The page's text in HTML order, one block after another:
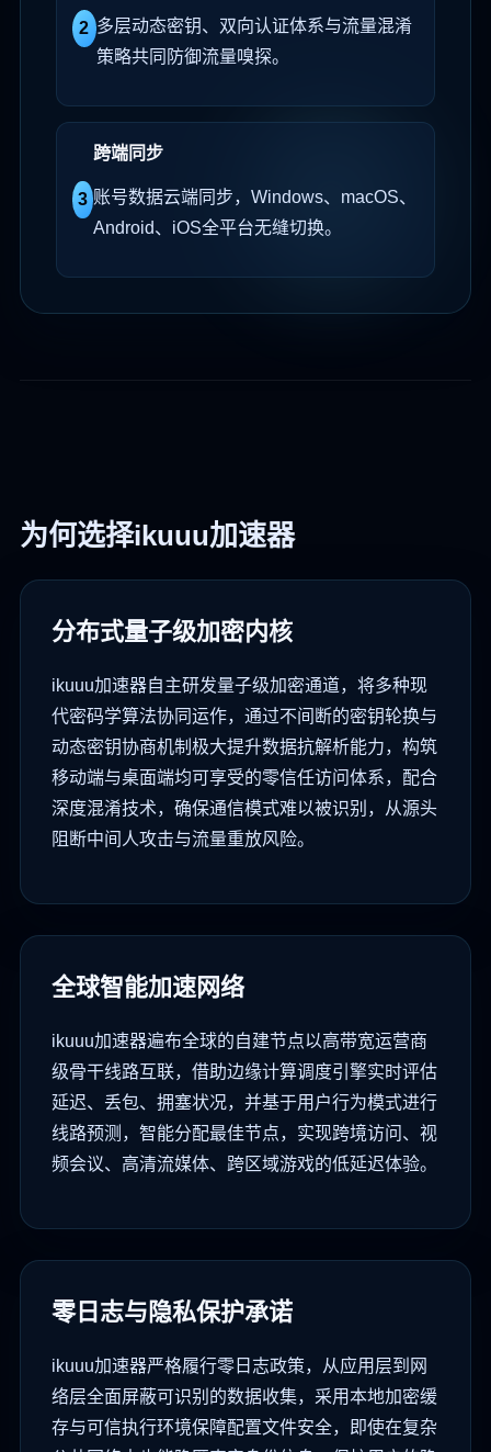
2 多层动态密钥、双向认证体系与流量混淆
策略共同防御流量嗅探。
3
跨端同步
账号数据云端同步，Windows、macOS、
Android、iOS全平台无缝切换。
为何选择ikuuu加速器
分布式量子级加密内核
ikuuu加速器自主研发量子级加密通道，将多种现
代密码学算法协同运作，通过不间断的密钥轮换与
动态密钥协商机制极大提升数据抗解析能力，构筑
移动端与桌面端均可享受的零信任访问体系，配合
深度混淆技术，确保通信模式难以被识别，从源头
阻断中间人攻击与流量重放风险。
全球智能加速网络
ikuuu加速器遍布全球的自建节点以高带宽运营商
级骨干线路互联，借助边缘计算调度引擎实时评估
延迟、丢包、拥塞状况，并基于用户行为模式进行
线路预测，智能分配最佳节点，实现跨境访问、视
频会议、高清流媒体、跨区域游戏的低延迟体验。
零日志与隐私保护承诺
ikuuu加速器严格履行零日志政策，从应用层到网
络层全面屏蔽可识别的数据收集，采用本地加密缓
存与可信执行环境保障配置文件安全，即使在复杂